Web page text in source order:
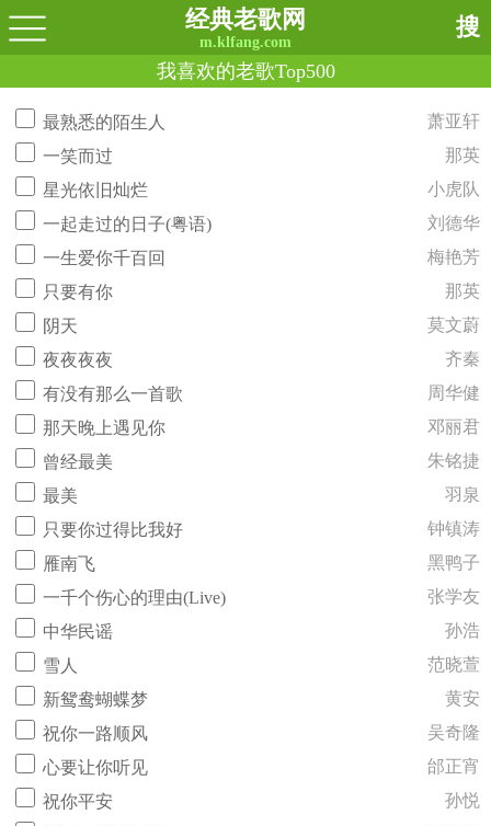
经典老歌网
m.klfang.com
搜
我喜欢的老歌Top500
最熟悉的陌生人
萧亚轩
一笑而过
那英
星光依旧灿烂
小虎队
一起走过的日子(粤语)
刘德华
一生爱你千百回
梅艳芳
只要有你
那英
阴天
莫文蔚
夜夜夜夜
齐秦
有没有那么一首歌
周华健
那天晚上遇见你
邓丽君
曾经最美
朱铭捷
最美
羽泉
只要你过得比我好
钟镇涛
雁南飞
黑鸭子
一千个伤心的理由(Live)
张学友
中华民谣
孙浩
雪人
范晓萱
新鸳鸯蝴蝶梦
黄安
祝你一路顺风
吴奇隆
心要让你听见
邰正宵
祝你平安
孙悦